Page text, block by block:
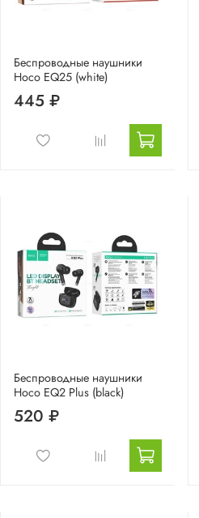
Беспроводные наушники
Hoco EQ25 (white)
445 ₽
Беспроводные наушники
Hoco EQ2 Plus (black)
520 ₽